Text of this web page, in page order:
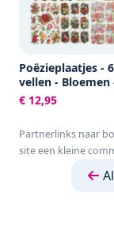
Poëzieplaatjes - 6
vellen - Bloemen
Poëziealbum -
hobby - creatief -
vriendenboek -
dagboek -
€ 12,95
Partnerlinks naar
site een kleine